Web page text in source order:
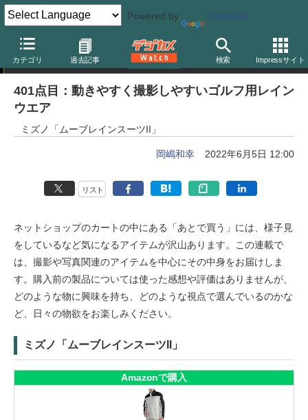
Powered by Translate
カテゴリ 過去記事 検索 Impressサイト
岡嶋和幸の「あとで買う」
401点目：動きやすく撮影しやすいゴルフ用レイン
ウエア
ミズノ「ムーブレインスーツII」
岡嶋和幸 2022年6月5日 12:00
リスト
ネットショップのカートの中にある「あとで買う」には、様子見
をしているなど気になるアイテムが沢山あります。この連載で
は、撮影や写真関連のアイテムを中心にその中身をお届けしま
す。購入前の製品については使った感想や評価はありませんが、
どのような物に興味を持ち、どのような視点で選んでいるのかな
ど、日々の物欲をお楽しみください。
ミズノ「ムーブレインスーツII」
Amazonで購入